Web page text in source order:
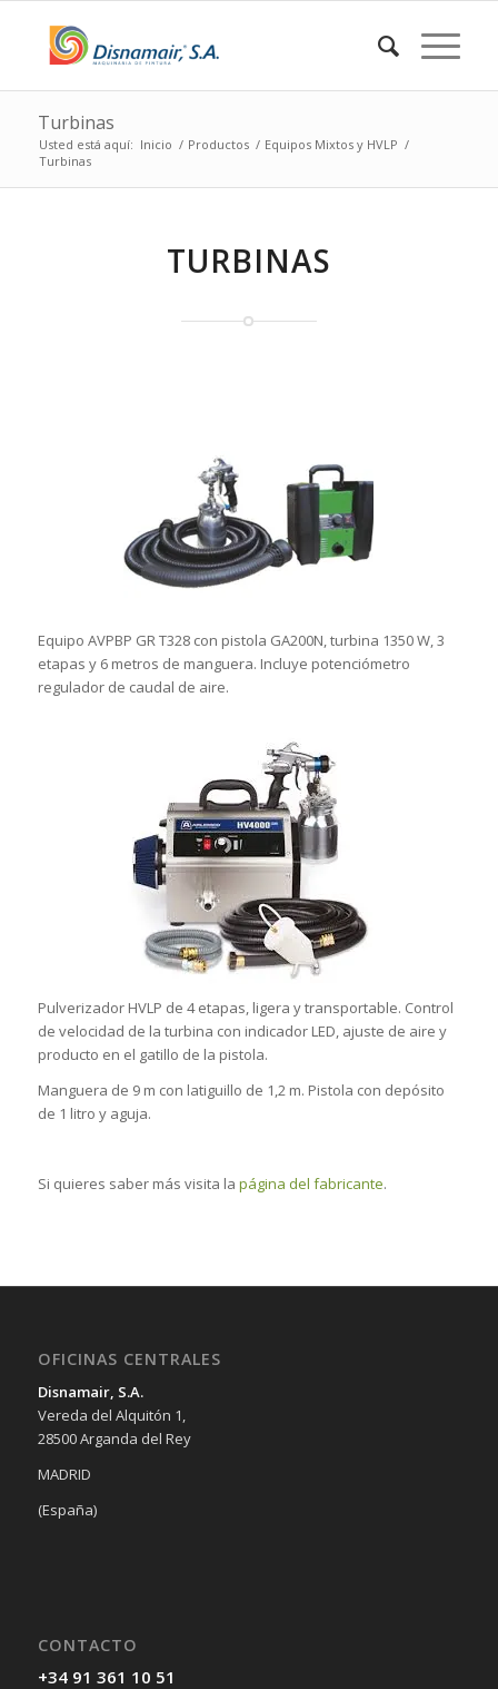
Turbinas
Usted está aquí: Inicio / Productos / Equipos Mixtos y HVLP /
Turbinas
TURBINAS
Equipo AVPBP GR T328 con pistola GA200N, turbina 1350 W, 3
etapas y 6 metros de manguera. Incluye potenciómetro
regulador de caudal de aire.
Pulverizador HVLP de 4 etapas, ligera y transportable. Control
de velocidad de la turbina con indicador LED, ajuste de aire y
producto en el gatillo de la pistola.
Manguera de 9 m con latiguillo de 1,2 m. Pistola con depósito
de 1 litro y aguja.
Si quieres saber más visita la página del fabricante.
OFICINAS CENTRALES
Disnamair, S.A.
Vereda del Alquitón 1,
28500 Arganda del Rey
MADRID
(España)
CONTACTO
+34 91 361 10 51